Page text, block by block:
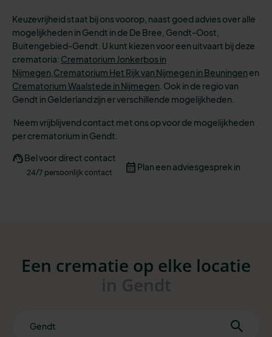
Keuzevrijheid staat bij ons voorop, naast goed advies over alle
mogelijkheden in Gendt in de De Bree, Gendt-Oost,
Buitengebied-Gendt. U kunt kiezen voor een uitvaart bij deze
crematoria: Crematorium Jonkerbos in
Nijmegen, Crematorium Het Rijk van Nijmegen in Beuningen en
Crematorium Waalstede in Nijmegen Ook in de regio van
Gendt in Gelderland zijn er verschillende mogelijkheden.
Neem vrijblijvend contact met ons op voor de mogelijkheden
per crematorium in Gendt.
Bel voor direct contact
24/7 persoonlijk contact Plan een adviesgesprek in
Een crematie op elke locatie
in Gendt